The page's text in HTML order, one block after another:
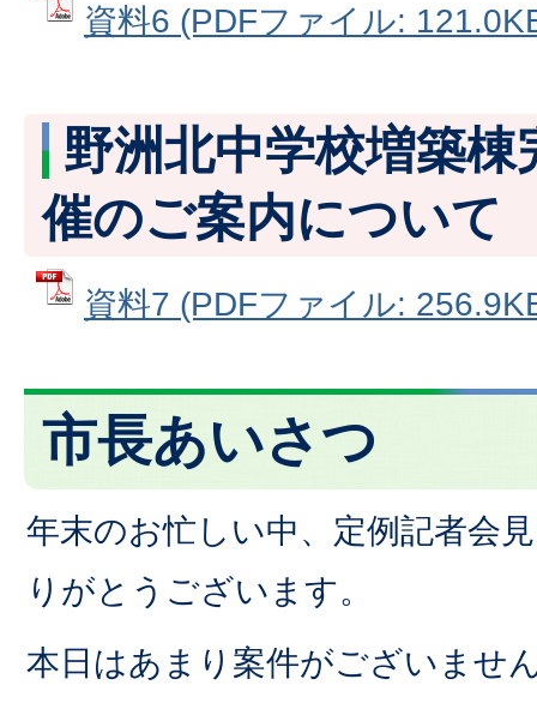
資料6 (PDFファイル:
野洲北中学校増築棟
催のご案内について
資料7 (PDFファイル:
市長あいさつ
年末のお忙しい中、定例記者会
りがとうございます。
本日はあまり案件がございませ